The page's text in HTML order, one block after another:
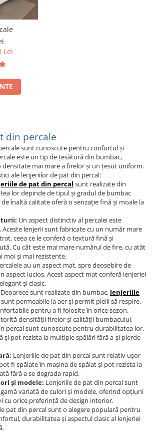
Perne
Lei
din percale
sunt cunoscute pentru confortul și
este un tip de țesătură din bumbac,
mai mare a firelor și un țesut uniform.
ale lenjeriilor de pat din percal:
de pat din percal sunt realizate din
lor depinde de tipul și gradul de bumbac
înaltă calitate oferă o senzație fină și moale la
Un aspect distinctiv al percalei este
lenjerii sunt fabricate cu un număr mare
ceea ce le conferă o textură fină și
Cu cât este mai mare numărul de fire, cu atât
moi și mai rezistente.
au un aspect mat, spre deosebire de
aspect lucios. Acest aspect mat conferă lenjeriei
și clasic.
Deoarece sunt realizate din bumbac, lenjeriile
permeabile la aer și permit pielii să respire.
pentru a fi folosite în orice sezon.
densității firelor și calității bumbacului,
percal sunt cunoscute pentru durabilitatea lor.
și pot rezista la multiple spălări fără a-și pierde
Lenjeriile de pat din percal sunt relativ ușor
fi spălate în mașina de spălat și pot rezista la
fără a se degrada rapid.
și modele: Lenjeriile de pat din percal sunt
variată de culori și modele, oferind opțiuni
cu orice preferință de design interior.
pat din percal sunt o alegere populară pentru
durabilitatea și aspectul clasic al lenjeriei